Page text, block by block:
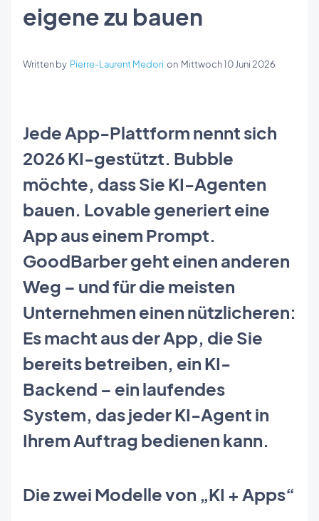
eigene zu bauen
Written by Pierre-Laurent Medori on Mittwoch 10 Juni 2026
Jede App-Plattform nennt sich
2026 KI-gestützt. Bubble
möchte, dass Sie KI-Agenten
bauen. Lovable generiert eine
App aus einem Prompt.
GoodBarber geht einen anderen
Weg – und für die meisten
Unternehmen einen nützlicheren:
Es macht aus der App, die Sie
bereits betreiben, ein KI-
Backend – ein laufendes
System, das jeder KI-Agent in
Ihrem Auftrag bedienen kann.
Die zwei Modelle von „KI + Apps“